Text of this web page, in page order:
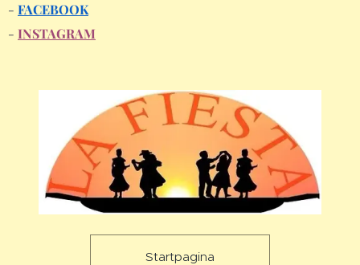
- FACEBOOK
- INSTAGRAM
Startpagina